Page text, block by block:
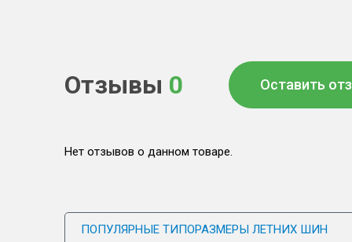
Отзывы 0 Оставить
Нет отзывов о данном товаре.
ПОПУЛЯРНЫЕ ТИПОРАЗМЕРЫ ЛЕТНИХ ШИН